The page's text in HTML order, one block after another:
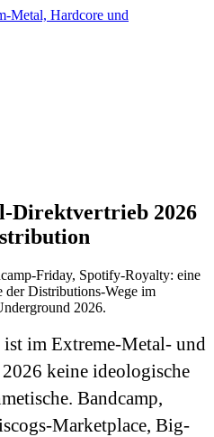
Metal, Hardcore und
Direktvertrieb 2026
Friday, Spotify-Royalty: eine
der Distributions-Wege im
2026.
im Extreme-Metal- und
keine ideologische
Bandcamp,
Marketplace, Big-